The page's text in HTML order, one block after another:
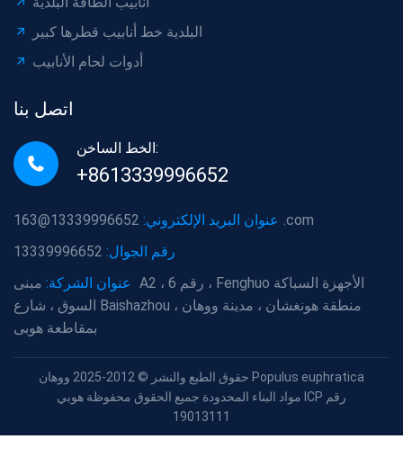
البلدية خط أنابيب قطرها كبير
أدوات لحام الأنابيب
اتصل بنا
الخط الساخن:
+8613339996652
عنوان البريد الإلكتروني: 13339996652@163.com
رقم الجوال: 13339996652
عنوان الشركة: مبنى A2 ، رقم 6 ، Fenghuo الأجهزة السباكة
السوق ، شارع Baishazhou ، منطقة هونغشان ، مدينة ووهان
بمقاطعة هوبى
حقوق الطبع والنشر © 2012-2025 ووهان Populus euphratica
مواد البناء المحدودة جميع الحقوق محفوظة هوبي ICP رقم
19013111